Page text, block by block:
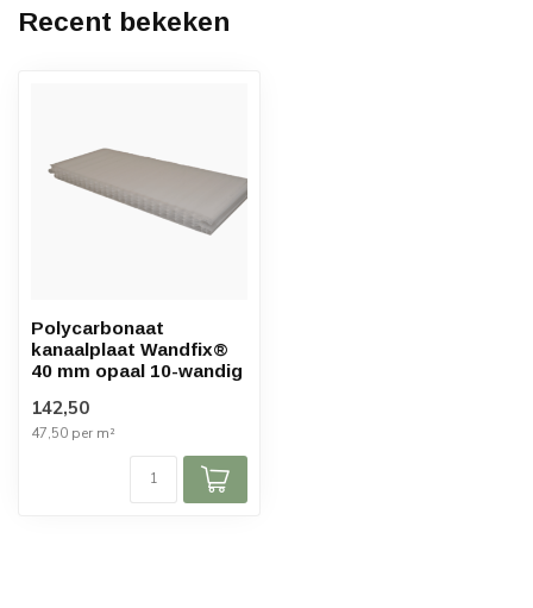
Recent bekeken
Polycarbonaat
kanaalplaat Wandfix®
40 mm opaal 10-wandig
142,50
47,50 per m²